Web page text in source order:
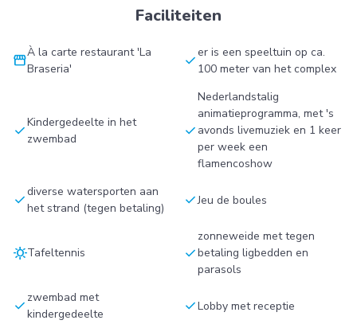
Faciliteiten
storefrontÀ la carte restaurant 'La
Braseria'
checker is een speeltuin op ca.
100 meter van het complex
checkKindergedeelte in het
zwembad
check
Nederlandstalig
animatieprogramma, met 's
avonds livemuziek en 1 keer
per week een
flamencoshow
checkdiverse watersporten aan
het strand (tegen betaling)
checkJeu de boules
sunnyTafeltennis check
zonneweide met tegen
betaling ligbedden en
parasols
check zwembad met
kindergedeelte
checkLobby met receptie